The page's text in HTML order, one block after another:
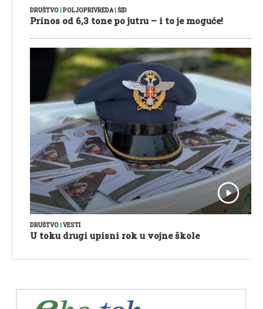
DRUŠTVO|POLJOPRIVREDA|ŠID
Prinos od 6,3 tone po jutru – i to je moguće!
DRUŠTVO|VESTI
U toku drugi upisni rok u vojne škole